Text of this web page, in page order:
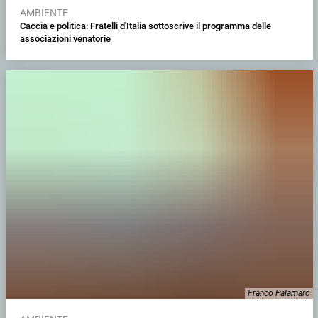
AMBIENTE
Caccia e politica: Fratelli d'Italia sottoscrive il programma delle
associazioni venatorie
Franco Palamaro